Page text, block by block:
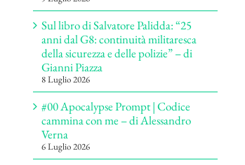
Sul libro di Salvatore Palidda: “25
anni dal G8: continuità militaresca
della sicurezza e delle polizie” – di
Gianni Piazza
8 Luglio 2026
#00 Apocalypse Prompt | Codice
cammina con me – di Alessandro
Verna
6 Luglio 2026